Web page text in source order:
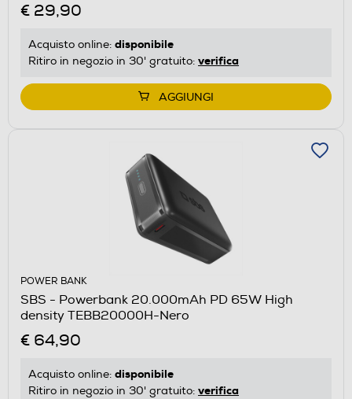
€ 29,90
Acquisto online: disponibile
Ritiro in negozio in 30' gratuito: verifica
AGGIUNGI
POWER BANK
SBS - Powerbank 20.000mAh PD 65W High
density TEBB20000H-Nero
€ 64,90
Acquisto online: disponibile
Ritiro in negozio in 30' gratuito: verifica